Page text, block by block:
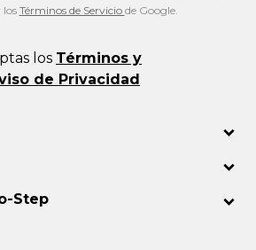
los Términos de Servicio de Google.
los Términos y
de Privacidad
Step